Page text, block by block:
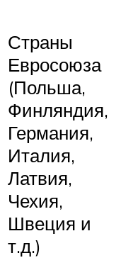
Страны
Евросоюза
(Польша,
Финляндия,
Германия,
Италия,
Латвия,
Чехия,
Швеция и
т.д.)